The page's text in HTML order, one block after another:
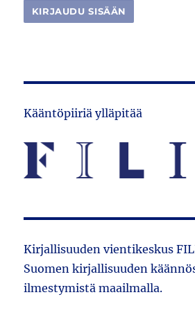
Kääntöpiiriä ylläpitää
Kirjallisuuden vientikeskus
Suomen kirjallisuuden
ilmestymistä maailmalla.